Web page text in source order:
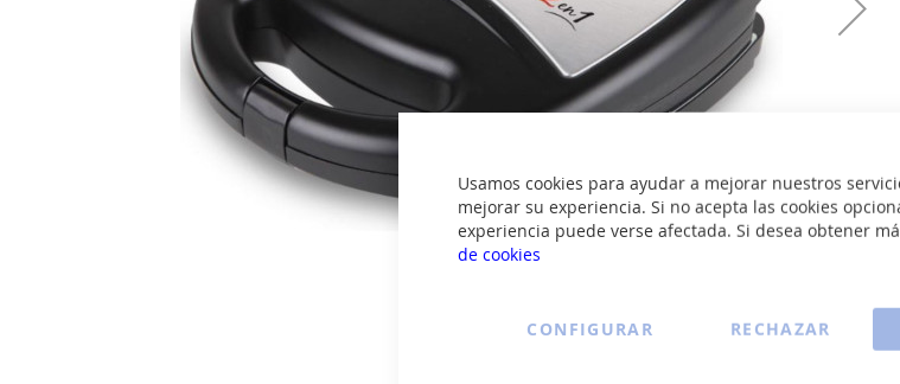
Usamos cookies para ayudar a mejorar nuestros
mejorar su experiencia. Si no acepta las cookies
experiencia puede verse afectada. Si desea obtener
de cookies
CONFIGURAR RECHAZAR